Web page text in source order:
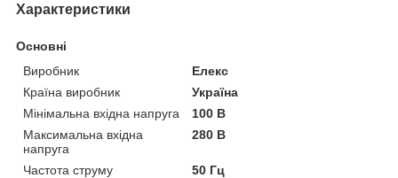
Характеристики
Основні
Виробник
Елекс
Країна виробник
Україна
Мінімальна вхідна напруга
100 В
Максимальна вхідна
напруга
280 В
Частота струму
50 Гц